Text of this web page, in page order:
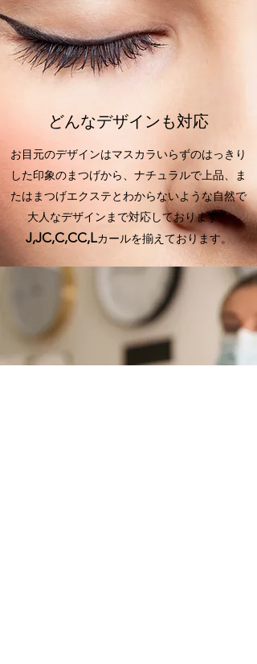
どんなデザインも対応
お目元のデザインはマスカラいらずのはっきり
した印象のまつげから、ナチュラルで上品、ま
たはまつげエクステとわからないような自然で
大人なデザインまで対応しております。
J,JC,C,CC,Lカール​を揃えております。